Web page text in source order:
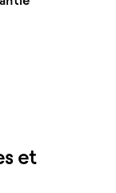
et